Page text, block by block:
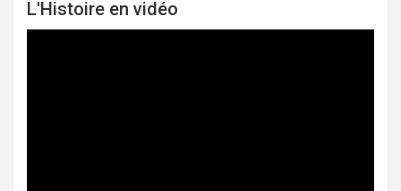
L'Histoire en vidéo